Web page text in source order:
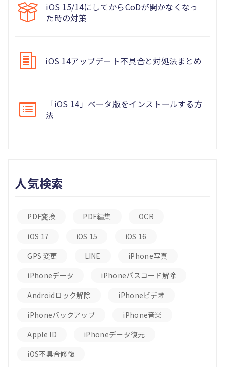
iOS 15/14にしてからCoDが開かなくなっ
た時の対策
iOS 14アップデート不具合と対処法まとめ
「iOS 14」ベータ版をインストールする方
法
人気検索
PDF変換 PDF編集
OCR
iOS 17
iOS 15
iOS 16
GPS 変更
LINE
iPhone写真
iPhoneデータ
iPhoneパスコード解除
Androidロック解除
iPhoneビデオ
iPhoneバックアップ
iPhone音楽
Apple ID
iPhoneデータ復元
iOS不具合修復